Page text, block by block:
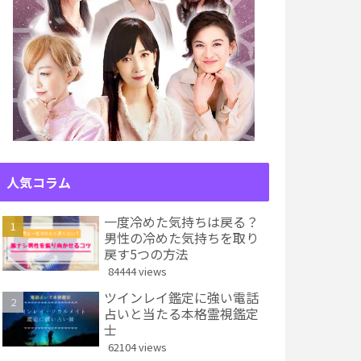
人気コラム
一度冷めた気持ちは戻る？
男性の冷めた気持ちを取り
戻す5つの方法
84444 views
ツインレイ鑑定に強い電話
占いと当たる本格霊視鑑定
士
62104 views